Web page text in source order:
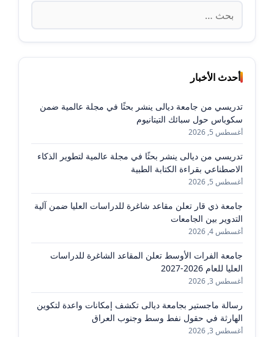
البحث
عن:
أحدث الأخبار
تدريسي من جامعة ديالى ينشر بحثًا في مجلة عالمية ضمن
سكوباس حول سبائك التيتانيوم
أغسطس 5, 2026
تدريسي من ديالى ينشر بحثًا في مجلة عالمية لتطوير الذكاء
الاصطناعي بقراءة الكتابة الطبية
أغسطس 5, 2026
جامعة ذي قار تعلن مقاعد شاغرة للدراسات العليا ضمن آلية
التدوير بين الجامعات
أغسطس 4, 2026
جامعة الفرات الأوسط تعلن المقاعد الشاغرة للدراسات
العليا للعام 2026-2027
أغسطس 3, 2026
رسالة ماجستير بجامعة ديالى تكشف إمكانات واعدة لتكوين
الهارثة في حقول نفط وسط وجنوب العراق
أغسطس 3, 2026